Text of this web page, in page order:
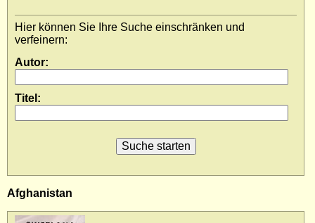
Hier können Sie Ihre Suche einschränken und
verfeinern:
Autor:
Titel :
Afghanistan